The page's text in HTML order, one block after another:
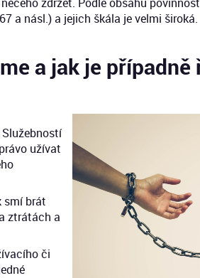
a násl.) a jejich škála je velmi široká.
a jak je případně
užívat
smí brát
ztrátách a
či